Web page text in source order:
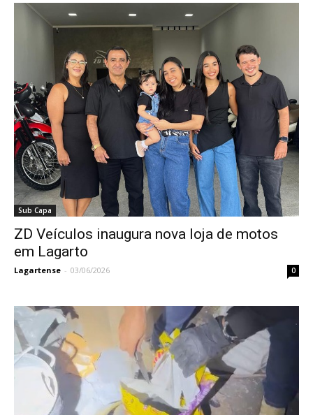
Sub Capa
ZD Veículos inaugura nova loja de motos
em Lagarto
Lagartense - 03/06/2026 0